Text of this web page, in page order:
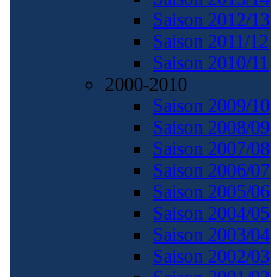
Saison 2012/13
Saison 2011/12
Saison 2010/11
2000-2010
Saison 2009/10
Saison 2008/09
Saison 2007/08
Saison 2006/07
Saison 2005/06
Saison 2004/05
Saison 2003/04
Saison 2002/03